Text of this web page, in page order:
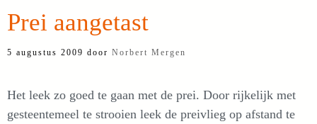
Prei aangetast
5 augustus 2009 door Norbert Mergen
Het leek zo goed te gaan met de prei. Door rijkelijk met
gesteentemeel te strooien leek de preivlieg op afstand te